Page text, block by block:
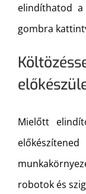
elindíthatod
gombra
Mielőtt
robotok és